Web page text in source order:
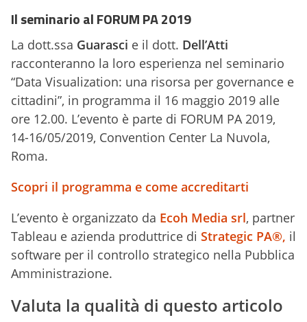
Il seminario al FORUM PA 2019
La dott.ssa Guarasci e il dott. Dell’Atti
racconteranno la loro esperienza nel seminario
“Data Visualization: una risorsa per governance e
cittadini”, in programma il 16 maggio 2019 alle
ore 12.00. L’evento è parte di FORUM PA 2019,
14-16/05/2019, Convention Center La Nuvola,
Roma.
Scopri il programma e come accreditarti
L’evento è organizzato da Ecoh Media srl, partner
Tableau e azienda produttrice di Strategic PA®, il
software per il controllo strategico nella Pubblica
Amministrazione.
Valuta la qualità di questo articolo